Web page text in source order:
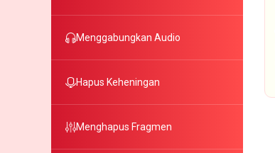
Menggabungkan Audio
Hapus Keheningan
Menghapus Fragmen